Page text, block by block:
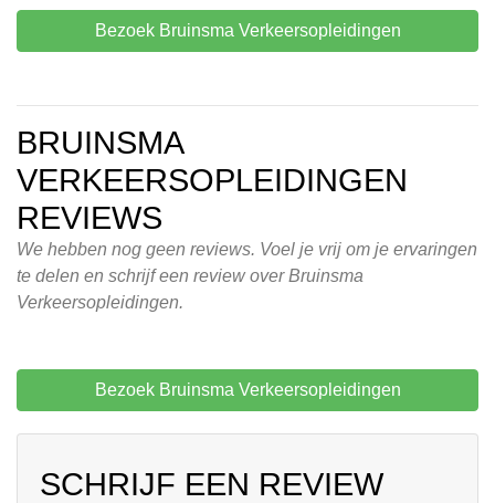
Bezoek Bruinsma Verkeersopleidingen
BRUINSMA
VERKEERSOPLEIDINGEN
REVIEWS
We hebben nog geen reviews. Voel je vrij om je ervaringen
te delen en schrijf een review over Bruinsma
Verkeersopleidingen.
Bezoek Bruinsma Verkeersopleidingen
SCHRIJF EEN REVIEW